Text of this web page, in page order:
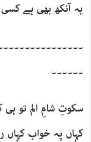
یہ آنکھ بھی ہے
۔۔۔۔۔۔
سکوتِ شامِ الم تو ہی
کہاں پہ خواب کہاں